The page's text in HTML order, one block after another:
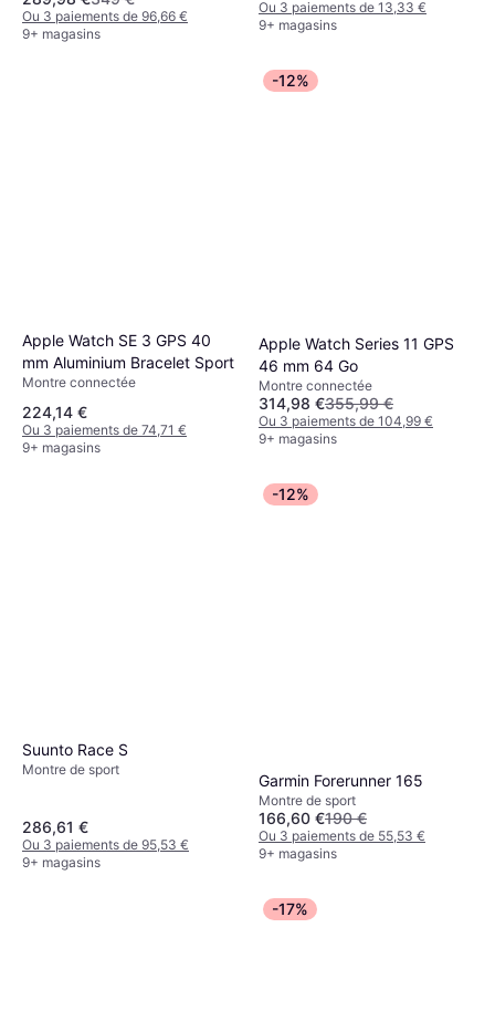
Ou 3 paiements de 96,66 €
9+ magasins
Ou 3 paiements de 13,33 €
9+ magasins
Apple Watch SE 3 GPS 40
mm Aluminium Bracelet Sport
Montre connectée
224,14 €
Ou 3 paiements de 74,71 €
9+ magasins
-12%
Apple Watch Series 11 GPS
46 mm 64 Go
Montre connectée
314,98 €355,99 €
Ou 3 paiements de 104,99 €
9+ magasins
Suunto Race S
Montre de sport
286,61 €
Ou 3 paiements de 95,53 €
9+ magasins
-12%
Garmin Forerunner 165
Montre de sport
166,60 €190 €
Ou 3 paiements de 55,53 €
9+ magasins
-17%